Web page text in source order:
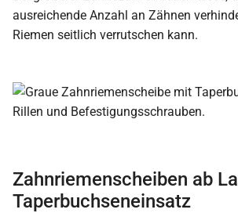
ausreichende Anzahl an Zähnen
Riemen seitlich verrutschen kann.
Zahnriemenscheiben ab
Taperbuchseneinsatz